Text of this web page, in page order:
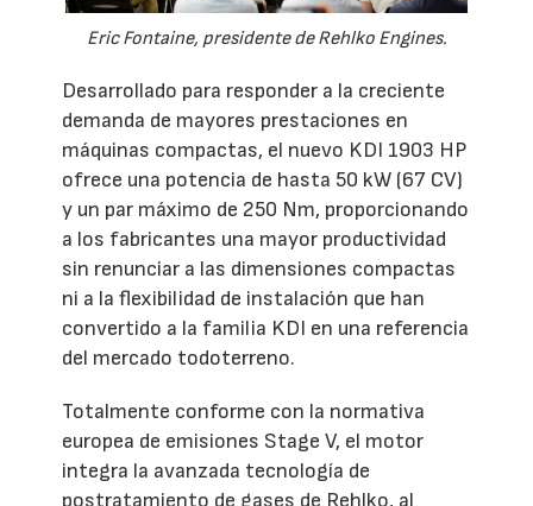
Eric Fontaine, presidente de Rehlko Engines.
Desarrollado para responder a la creciente
demanda de mayores prestaciones en
máquinas compactas, el nuevo KDI 1903 HP
ofrece una potencia de hasta 50 kW (67 CV)
y un par máximo de 250 Nm, proporcionando
a los fabricantes una mayor productividad
sin renunciar a las dimensiones compactas
ni a la flexibilidad de instalación que han
convertido a la familia KDI en una referencia
del mercado todoterreno.
Totalmente conforme con la normativa
europea de emisiones Stage V, el motor
integra la avanzada tecnología de
postratamiento de gases de Rehlko, al